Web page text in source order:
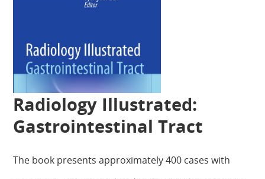
Radiology Illustrated:
Gastrointestinal Tract
The book presents approximately 400 cases with